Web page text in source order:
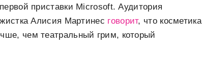
приставки Microsoft. Аудитория
Алисия Мартинес говорит, что косметика
чем театральный грим, который